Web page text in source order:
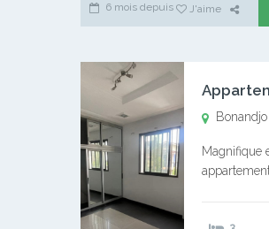
6 mois depuis J'aime
Bonandjo
Magnifique